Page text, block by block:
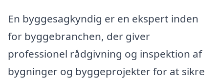
En byggesagkyndig er en ekspert inden
for byggebranchen, der giver
professionel rådgivning og inspektion af
bygninger og byggeprojekter for at sikre